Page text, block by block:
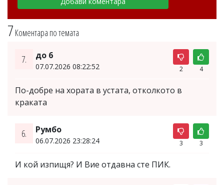
7 Коментара по темата
7. до 6
07.07.2026 08:22:52 2 4
По-добре на хората в устата, отколкото в
краката
6. Румбо
06.07.2026 23:28:24 3 3
И кой изпищя? И Вие отдавна сте ПИК.